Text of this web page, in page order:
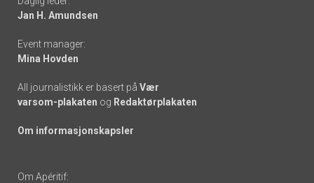
links
Jan H. Amundsen
Event manager:
Mina Hovden
All journalistikk er basert på Vær
varsom-plakaten og Redaktørplakaten
Om informasjonskapsler
Om Apéritif: